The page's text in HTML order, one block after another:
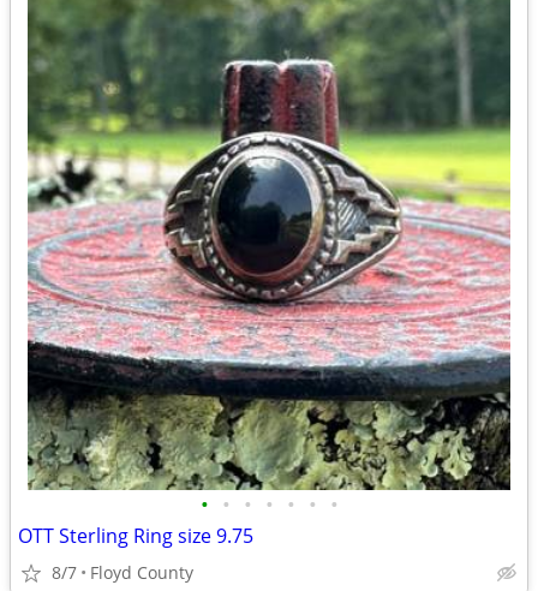
• • • • • • •
OTT Sterling Ring size 9.75
8/7 Floyd County